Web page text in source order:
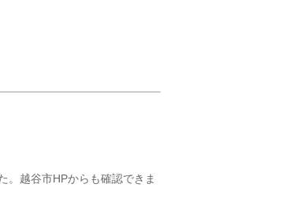
。越谷市HPからも確認できま